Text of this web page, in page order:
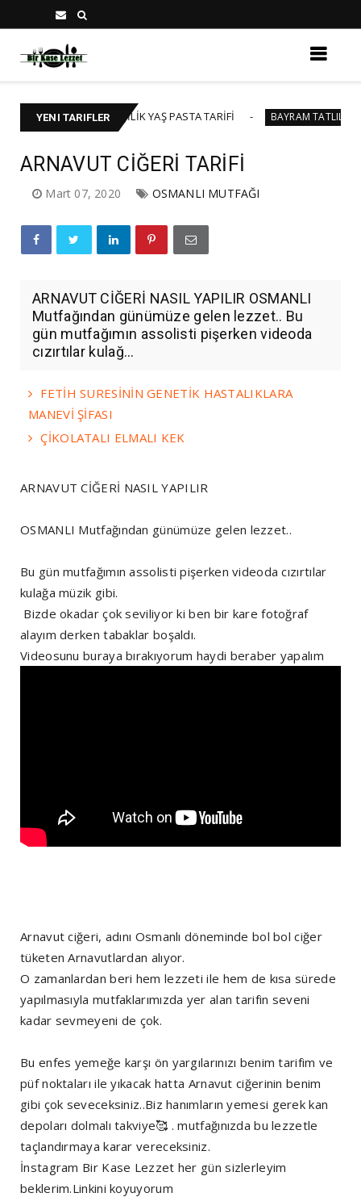
YENI TARIFLER
🍰 40-45 KİŞİLİK YAŞ PASTA TARİFİ BAYRAM TATLILARI
ARNAVUT CİĞERİ TARİFİ
Mart 07, 2020 OSMANLI MUTFAĞI
ARNAVUT CİĞERİ NASIL YAPILIR OSMANLI
Mutfağından günümüze gelen lezzet.. Bu
gün mutfağımın assolisti pişerken videoda
cızırtılar kulağ...
FETİH SURESİNİN GENETİK HASTALIKLARA
MANEVİ ŞİFASI
ÇİKOLATALI ELMALI KEK
ARNAVUT CİĞERİ NASIL YAPILIR
OSMANLI Mutfağından günümüze gelen lezzet..
Bu gün mutfağımın assolisti pişerken videoda cızırtılar
kulağa müzik gibi.
Bizde okadar çok seviliyor ki ben bir kare fotoğraf
alayım derken tabaklar boşaldı.
Videosunu buraya bırakıyorum haydi beraber yapalım
Arnavut ciğeri, adını Osmanlı döneminde bol bol ciğer
tüketen Arnavutlardan alıyor.
O zamanlardan beri hem lezzeti ile hem de kısa sürede
yapılmasıyla mutfaklarımızda yer alan tarifin seveni
kadar sevmeyeni de çok.
Bu enfes yemeğe karşı ön yargılarınızı benim tarifim ve
püf noktaları ile yıkacak hatta Arnavut ciğerinin benim
gibi çok seveceksiniz..Biz hanımların yemesi gerek kan
depoları dolmalı takviye🥰 . mutfağınızda bu lezzetle
taçlandırmaya karar vereceksiniz.
İnstagram Bir Kase Lezzet her gün sizlerleyim
beklerim.Linkini koyuyorum